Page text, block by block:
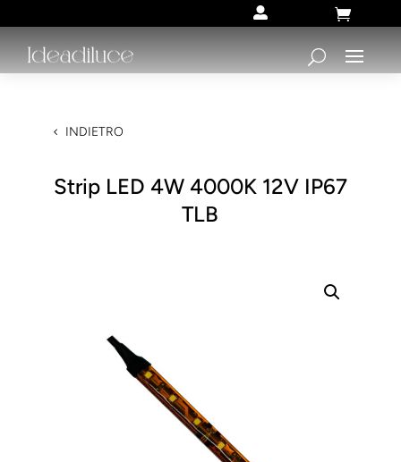
 
INDIETRO
Strip LED 4W 4000K 12V IP67
TLB